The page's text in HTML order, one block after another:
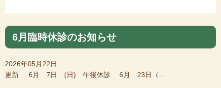
6月臨時休診のお知らせ
2026年05月22日
更新 6月 7日 (日) 午後休診 6月 23日（...